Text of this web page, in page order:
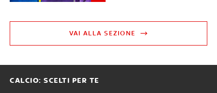
VAI ALLA SEZIONE
CALCIO: SCELTI PER TE